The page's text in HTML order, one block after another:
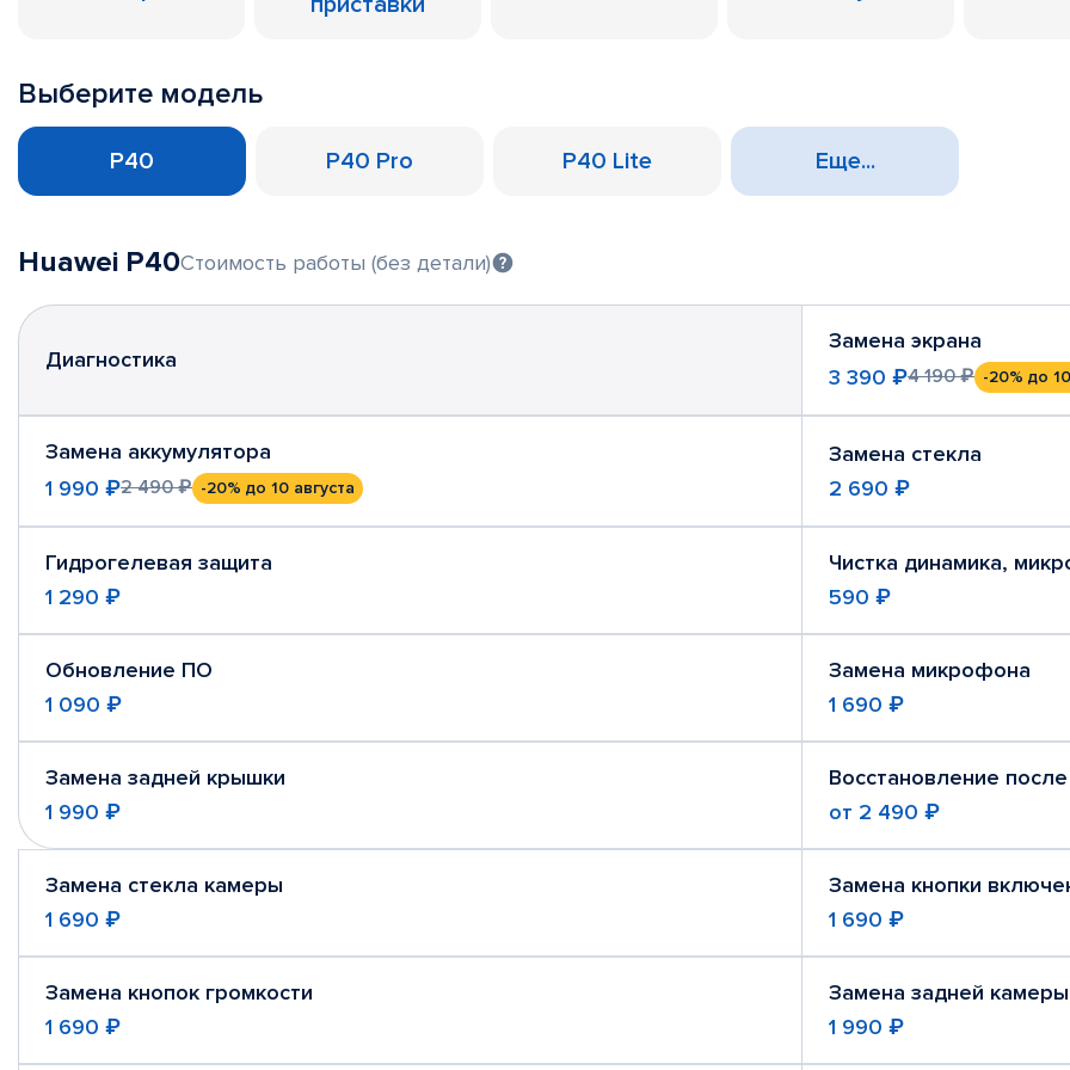
Выберите модель
P40 P40 Pro P40 Lite Еще...
Huawei P40Стоимость работы (без детали)
Диагностика
Замена экрана
3 390 ₽4 190 ₽ -20% до
Замена аккумулятора
1 990 ₽2 490 ₽ -20% до 10 августа
Замена стекла
2 690 ₽
Гидрогелевая защита
1 290 ₽
Чистка динамика,
590 ₽
Обновление ПО
1 090 ₽
Замена микрофона
1 690 ₽
Замена задней крышки
1 990 ₽
Восстановление
от 2 490 ₽
Замена стекла камеры
1 690 ₽
Замена кнопки
1 690 ₽
Замена кнопок громкости
1 690 ₽
Замена задней камеры
1 990 ₽